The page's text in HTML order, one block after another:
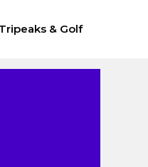
Tripeaks & Golf